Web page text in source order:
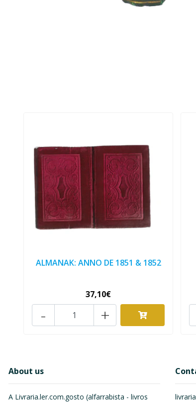
ALMANAK: ANNO DE 1851 & 1852
37,10€
+
-
About us
A Livraria.ler.com.gosto (alfarrabista - livros